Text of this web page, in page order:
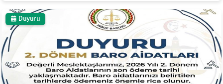
Baro tarafından elektronik imza ile onaylanan başvurular
doğrudan Nüfus ve Vatandaşlık İşleri Genel Müdürlüğüne
iletilecek, Meslektaşlarımız yalnızca gerekli diğer belgelerle
birlikte Nüfus Müdürlüğüne şahsen başvurarak işlemlerini
tamamlayacaklardır.
Duyuru